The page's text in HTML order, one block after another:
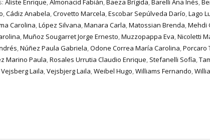
Aliste Enrique,Almonacid Fabián,Baeza Brígida,Barelli Ana Inés,
,Cádiz Anabela,Crovetto Marcela,Escobar Sepúlveda Darío,Lago
Carolina,López Silvana,Manara Carla,Matossian Brenda,Mehdi
,Muñoz Sougarret Jorge Ernesto,Muzzopappa Eva,Nicoletti
,Núñez Paula Gabriela,Odone Correa María Carolina,Porcaro
Marino Paula,Rosales Urrutia Claudio Enrique, Stefanelli Sofía,
Vejsberg Laila,Vejsbjerg Laila,Weibel Hugo,Williams Fernando,